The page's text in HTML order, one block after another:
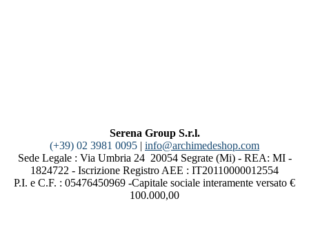
Serena Group S.r.l.
(+39) 02 3981 0095 | info@archimedeshop.com
Sede Legale : Via Umbria 24 20054 Segrate (Mi) - REA: MI -
1824722 - Iscrizione Registro AEE : IT20110000012554
P.I. e C.F. : 05476450969 -Capitale sociale interamente versato €
100.000,00